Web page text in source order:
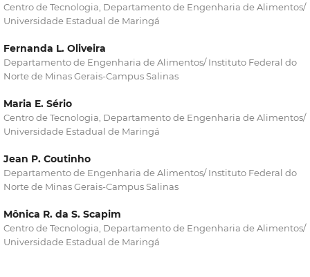
Centro de Tecnologia, Departamento de Engenharia de Alimentos/
Universidade Estadual de Maringá
Fernanda L. Oliveira
Departamento de Engenharia de Alimentos/ Instituto Federal do
Norte de Minas Gerais-Campus Salinas
Maria E. Sério
Centro de Tecnologia, Departamento de Engenharia de Alimentos/
Universidade Estadual de Maringá
Jean P. Coutinho
Departamento de Engenharia de Alimentos/ Instituto Federal do
Norte de Minas Gerais-Campus Salinas
Mônica R. da S. Scapim
Centro de Tecnologia, Departamento de Engenharia de Alimentos/
Universidade Estadual de Maringá